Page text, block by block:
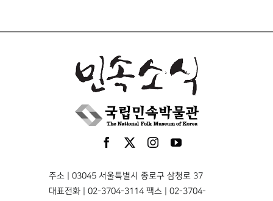
주소 | 03045 서울특별시 종로구 삼청로 37
대표전화 | 02-3704-3114 팩스 | 02-3704-